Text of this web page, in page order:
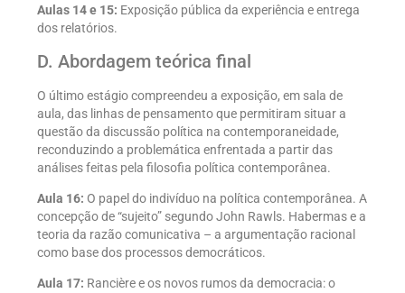
Aulas 14 e 15: Exposição pública da experiência e entrega
dos relatórios.
D. Abordagem teórica final
O último estágio compreendeu a exposição, em sala de
aula, das linhas de pensamento que permitiram situar a
questão da discussão política na contemporaneidade,
reconduzindo a problemática enfrentada a partir das
análises feitas pela filosofia política contemporânea.
Aula 16: O papel do indivíduo na política contemporânea. A
concepção de “sujeito” segundo John Rawls. Habermas e a
teoria da razão comunicativa – a argumentação racional
como base dos processos democráticos.
Aula 17: Rancière e os novos rumos da democracia: o